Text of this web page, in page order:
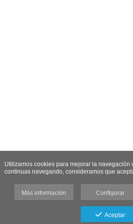
Utilizamos cookies para mejorar la navegación
continuas navegando, consideramos que
Más información Configurar
Aceptar